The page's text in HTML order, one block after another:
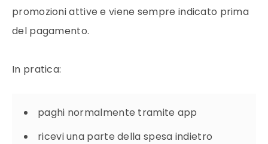
promozioni attive e viene sempre indicato prima
del pagamento.
In pratica:
paghi normalmente tramite app
ricevi una parte della spesa indietro